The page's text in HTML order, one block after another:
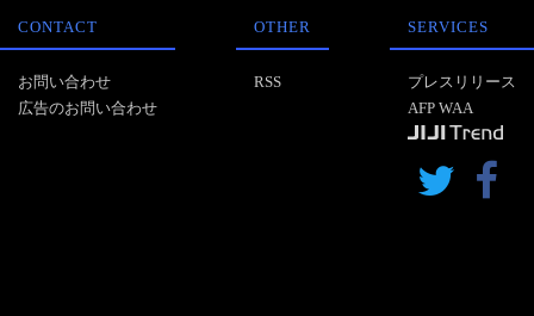
CONTACT
お問い合わせ
広告のお問い合わせ
OTHER
RSS
SERVICES
プレスリリース
AFP WAA